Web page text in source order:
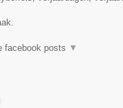
facebook posts ▼